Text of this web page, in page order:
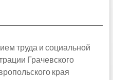
труда и социальной
Грачевского
края